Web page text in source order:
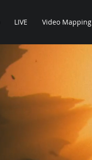
LIVE Video Mapping